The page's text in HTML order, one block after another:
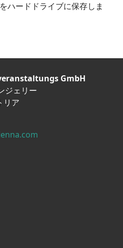
ハードドライブに保存しま
GmbH
ジェリー
リア